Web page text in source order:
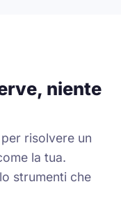
niente
risolvere un
la tua.
strumenti che